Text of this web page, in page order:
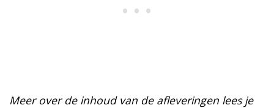
Meer over de inhoud van de afleveringen lees je